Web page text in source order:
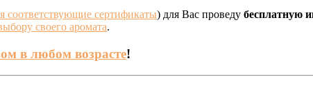
соответствующие сертификаты) для Вас проведу бесплатную
своего аромата.
в любом возрасте!